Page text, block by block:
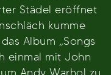
Städel eröffnet
kumme
Album „Songs
einmal mit John
Andy Warhol zu